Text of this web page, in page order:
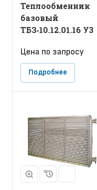
Теплообменник
базовый
ТБЗ‑10.12.01.16 У3
Цена по запросу
Подробнее